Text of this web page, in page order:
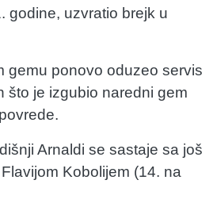
godine, uzvratio brejk u
gemu ponovo oduzeo servis
što je izgubio naredni gem
Arnaldi se sastaje sa još
Kobolijem (14. na